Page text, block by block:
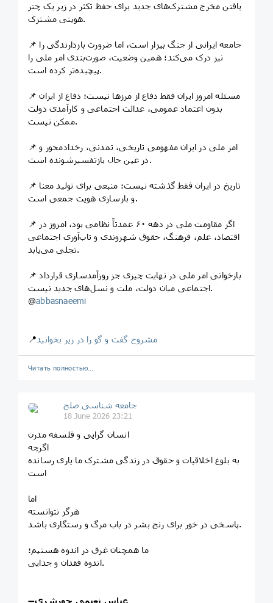
یافتن مخرج مشترک‌های جدید برای حفظ تکثر در زیر یک چتر
هویتی مشترک.
📌 جامعه ایرانی از جنگ بیزار است، اما ضرورت بازدارندگی را
نیز درک می‌کند؛ همین وضعیت، صورت‌بندی امر ملی را
پیچیده‌تر کرده است.
📌 مسئله امروز ایران فقط دفاع از مرزها نیست؛ دفاع از ایران
بدون اعتماد عمومی، عدالت اجتماعی و کارآمدی دولت
ممکن نیست.
📌 امر ملی در ایران مفهومی تاریخی، تمدنی، رخدادمحور و
در عین حال بازتفسیرشونده است.
📌 تاریخ در ایران فقط گذشته نیست؛ منبعی برای تولید معنا
و بازسازی هویت جمعی است.
📌 اگر مقاومت ملی در دهه ۶۰ عمدتاً نظامی بود، امروز در
اقتصاد، علم، فرهنگ، حقوق شهروندی و تاب‌آوری اجتماعی
تجلی می‌یابد.
📌 بازخوانی امر ملی در نهایت چیزی جز روزآمدسازی قرارداد
اجتماعی میان دولت، ملت و نسل‌های جدید نیست.
@abbasnaeemi
📍 مشروح گفت و گو را در زیر بخوانید
Читать полностью…
جامعه شناسی صلح
18 June 2026 23:21
انسان گرایی و فلسفه مدرن
اگرچه
به بلوغ اخلاقیات و حقوق در زندگی مشترک ما یاری رسانده
است
اما
هرگز نتوانسته
پاسخی در خور برای رنج بشر در باب مرگ و رستگاری باشد.
ما همچنان غرق در اندوه هستیم؛
اندوه فقدان و جدایی.
➖عباس نعیمی جورشری